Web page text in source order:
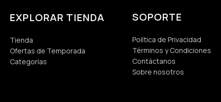
EXPLORAR TIENDA
Tienda
Ofertas de Temporada
Categorías
SOPORTE
Política de Privacidad
Términos y Condiciones
Contáctanos
Sobre nosotros